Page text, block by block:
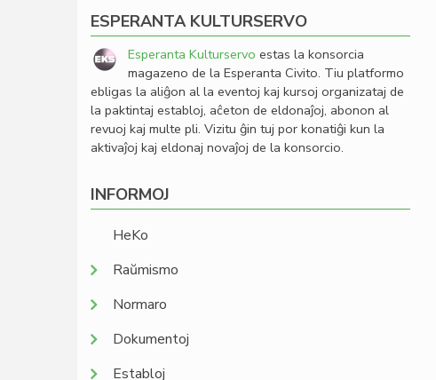
ESPERANTA KULTURSERVO
Esperanta Kulturservo estas la konsorcia
magazeno de la Esperanta Civito. Tiu platformo
ebligas la aliĝon al la eventoj kaj kursoj organizataj de
la paktintaj establoj, aĉeton de eldonaĵoj, abonon al
revuoj kaj multe pli. Vizitu ĝin tuj por konatiĝi kun la
aktivaĵoj kaj eldonaj novaĵoj de la konsorcio.
INFORMOJ
HeKo
Raŭmismo
Normaro
Dokumentoj
Establoj